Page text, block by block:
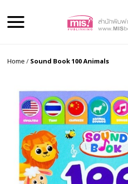
Home / Sound Book 100 Animals